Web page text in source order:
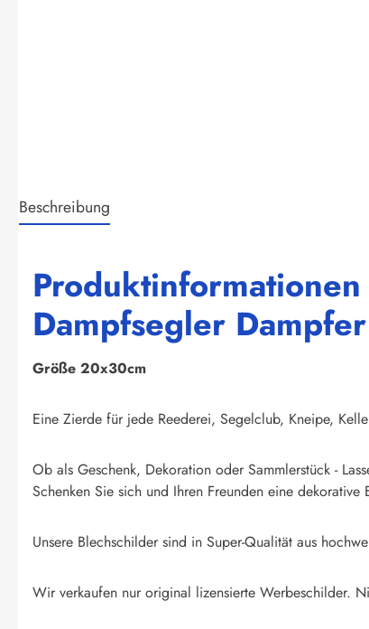
Beschreibung
Dampfsegler
Größe 20x30cm
Eine Zierde für jede Reederei, Segelclub, Kneipe,
Ob als Geschenk, Dekoration oder Sammlerstück -
Schenken Sie sich und Ihren Freunden eine
Unsere Blechschilder sind in Super-Qualität aus
Wir verkaufen nur original lizensierte Werbeschilder.